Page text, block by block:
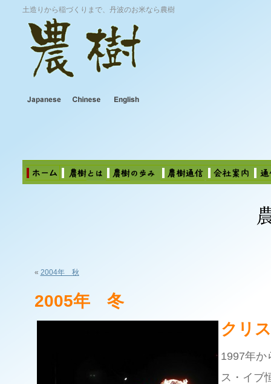
土造りから稲づくりまで、丹波のお米なら農樹
« 2004年 秋
2005年 冬
クリ
1997年か
ス・イブ